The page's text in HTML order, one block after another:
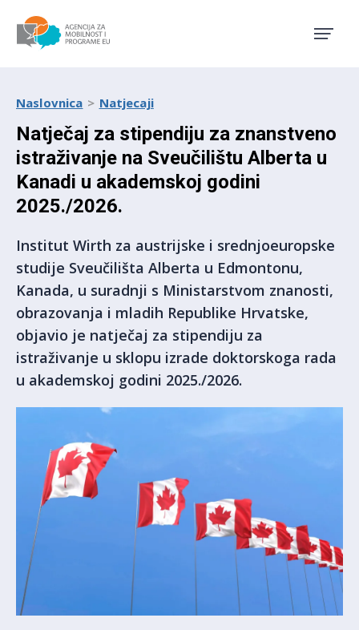
Naslovnica Natjecaji
Natječaj za stipendiju za znanstveno
istraživanje na Sveučilištu Alberta u
Kanadi u akademskoj godini
2025./2026.
Institut Wirth za austrijske i srednjoeuropske
studije Sveučilišta Alberta u Edmontonu,
Kanada, u suradnji s Ministarstvom znanosti,
obrazovanja i mladih Republike Hrvatske,
objavio je natječaj za stipendiju za
istraživanje u sklopu izrade doktorskoga rada
u akademskoj godini 2025./2026.